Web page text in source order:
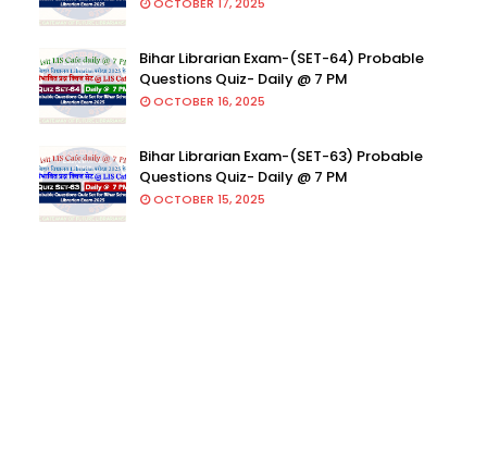
Bihar Librarian Exam-(SET-64) Probable
Questions Quiz- Daily @ 7 PM
OCTOBER 16, 2025
Bihar Librarian Exam-(SET-63) Probable
Questions Quiz- Daily @ 7 PM
OCTOBER 15, 2025